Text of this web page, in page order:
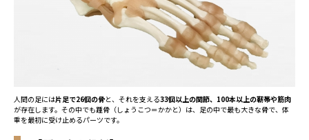
人間の足には片足で26個の骨と、それを支える33個以上の関節、100本以上の靭帯や筋肉
が存在します。その中でも踵骨（しょうこつ＝かかと）は、足の中で最も大きな骨で、体
重を最初に受け止めるパーツです。